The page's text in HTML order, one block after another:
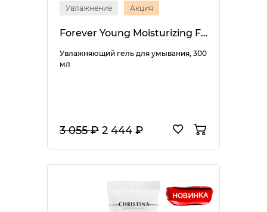
Увлажнение Акция
Forever Young Moisturizing Facial Wash
Увлажняющий гель для умывания, 300
мл
3 055 ₽ 2 444 ₽